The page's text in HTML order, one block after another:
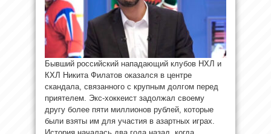
Бывший российский нападающий клубов НХЛ и
КХЛ Никита Филатов оказался в центре
скандала, связанного с крупным долгом перед
приятелем. Экс-хоккеист задолжал своему
другу более пяти миллионов рублей, которые
были взяты им для участия в азартных играх.